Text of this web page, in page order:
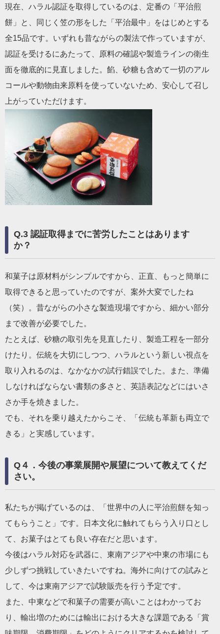
現在、ハラル認証を取得しているのは、定番の「平治煎
餅」と、同じく笠の形をした「平治最中」をはじめとする
全15品です。いずれも昔ながらの製法で作っていますが、
認証を受けるにあたって、原料の確認や製造ラインの衛生
面を徹底的に見直しました。餡、砂糖も含めて一切のアル
コールや動物由来原料を使っていないため、安心して召し
上がっていただけます。
Q.3 認証取得までに苦労したことはあります
か？
和菓子は原材料がシンプルですから、正直、もっと簡単に
取得できると思っていたのですが、案外大変でしたね
（笑）。昔ながらの小さな製造現場ですから、細かい部分
まで改善が必要でした。
たとえば、砂糖の取引先を見直したり、製造工程を一部分
けたり。伝統を大切にしつつ、ハラルという新しい視点を
取り入れるのは、なかなかの試行錯誤でした。また、準備
しなければならない書類の多さと、英語表記などにはいさ
さか手を焼きました。
でも、それを乗り越えたからこそ、「伝統も革新も両立で
きる」と実感しています。
Q４．今後の事業展開や展望について教えてくだ
さい。
私たちが掲げているのは、「世界中の人に平治煎餅を知っ
てもらうこと」です。日本文化に触れてもらう入り口とし
て、お菓子はとても良い存在だと思います。
今後はハラル対応を武器に、東南アジアや中東の市場にも
少しずつ挑戦していきたいですね。海外に向けての試みと
して、今は東南アジアで試験販売を行う予定です。
また、中東などで和菓子の需要が高いことはわかってお
り、輸出増のためには輸出における大きな課題である「賞